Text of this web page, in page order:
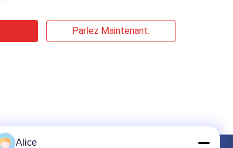
Parlez Maintenant.
Alice